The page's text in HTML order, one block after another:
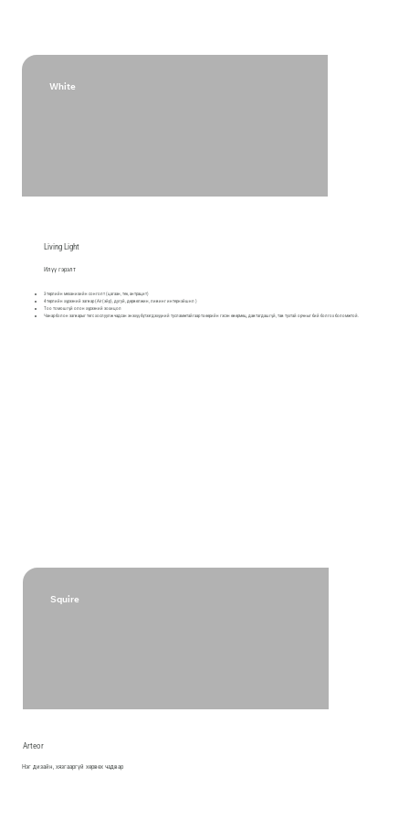
White
Living Light
Илүү гэрэлт
3 төрлийн механизийн сонголт (цагаан, тек, антрацит)
4 төрлийн хүрээний загвар (Air(эйр), дугуй, дөрвөлжин, ливинг интернэйшнл )
Тоо томошгүй олон хүрээний зохицол
Чанар болон загварыг төгс хослуулж чадсан энэхүү бүтээгдэхүүний тусламжтайгаар та өөрийн гэсэн өвөрмөц, давтагдашгүй, тав тухтай орчныг бий болгох боломжтой.
Squire
Arteor
Нэг дизайн, хязгааргүй хөрвөх чадвар